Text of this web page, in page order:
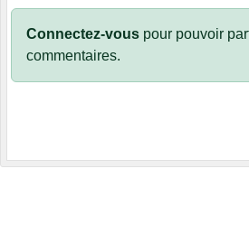
Connectez-vous pour pouvoir
commentaires.